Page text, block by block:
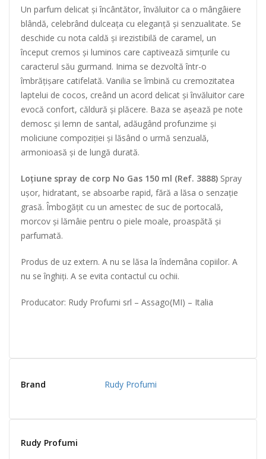
Un parfum delicat și încântător, învăluitor ca o mângâiere
blândă, celebrând dulceața cu eleganță și senzualitate. Se
deschide cu nota caldă și irezistibilă de caramel, un
început cremos și luminos care captivează simțurile cu
caracterul său gurmand. Inima se dezvoltă într-o
îmbrățișare catifelată. Vanilia se îmbină cu cremozitatea
laptelui de cocos, creând un acord delicat și învăluitor care
evocă confort, căldură și plăcere. Baza se așează pe note
demosc și lemn de santal, adăugând profunzime și
moliciune compoziției și lăsând o urmă senzuală,
armonioasă și de lungă durată.
Loțiune spray de corp No Gas 150 ml (Ref. 3888) Spray
ușor, hidratant, se absoarbe rapid, fără a lăsa o senzație
grasă. Îmbogățit cu un amestec de suc de portocală,
morcov și lămâie pentru o piele moale, proaspătă și
parfumată.
Produs de uz extern. A nu se lăsa la îndemâna copiilor. A
nu se înghiți. A se evita contactul cu ochii.
Producator: Rudy Profumi srl – Assago(MI) – Italia
Brand Rudy Profumi
Rudy Profumi